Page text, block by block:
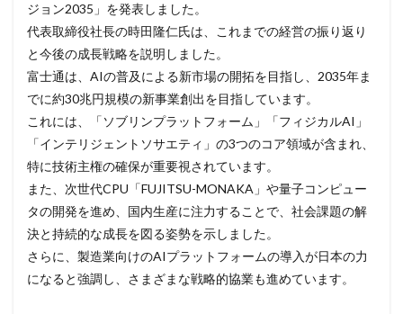
ジョン2035」を発表しました。
代表取締役社長の時田隆仁氏は、これまでの経営の振り返り
と今後の成長戦略を説明しました。
富士通は、AIの普及による新市場の開拓を目指し、2035年ま
でに約30兆円規模の新事業創出を目指しています。
これには、「ソブリンプラットフォーム」「フィジカルAI」
「インテリジェントソサエティ」の3つのコア領域が含まれ、
特に技術主権の確保が重要視されています。
また、次世代CPU「FUJITSU-MONAKA」や量子コンピュー
タの開発を進め、国内生産に注力することで、社会課題の解
決と持続的な成長を図る姿勢を示しました。
さらに、製造業向けのAIプラットフォームの導入が日本の力
になると強調し、さまざまな戦略的協業も進めています。